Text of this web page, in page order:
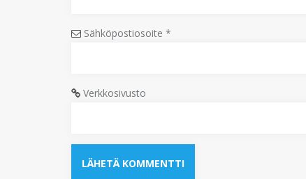
Sähköpostiosoite *
Verkkosivusto